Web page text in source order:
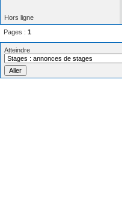
Hors ligne
Pages : 1
Atteindre